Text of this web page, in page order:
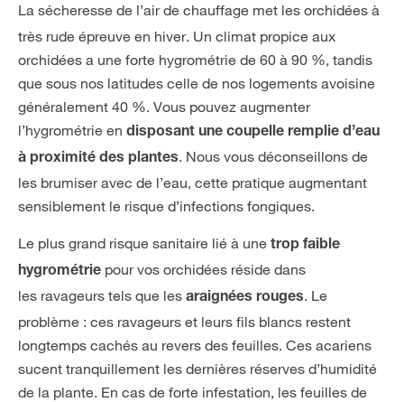
La sécheresse de l’air de chauffage met les orchidées à
très rude épreuve en hiver. Un climat propice aux
orchidées a une forte hygrométrie de 60 à 90 %, tandis
que sous nos latitudes celle de nos logements avoisine
généralement 40 %. Vous pouvez augmenter
l’hygrométrie en disposant une coupelle remplie d’eau
à proximité des plantes. Nous vous déconseillons de
les brumiser avec de l’eau, cette pratique augmentant
sensiblement le risque d’infections fongiques.
Le plus grand risque sanitaire lié à une trop faible
hygrométrie pour vos orchidées réside dans
les ravageurs tels que les araignées rouges. Le
problème : ces ravageurs et leurs fils blancs restent
longtemps cachés au revers des feuilles. Ces acariens
sucent tranquillement les dernières réserves d’humidité
de la plante. En cas de forte infestation, les feuilles de